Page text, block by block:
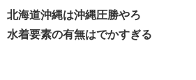
北海道沖縄は沖縄圧勝やろ
水着要素の有無はでかすぎる